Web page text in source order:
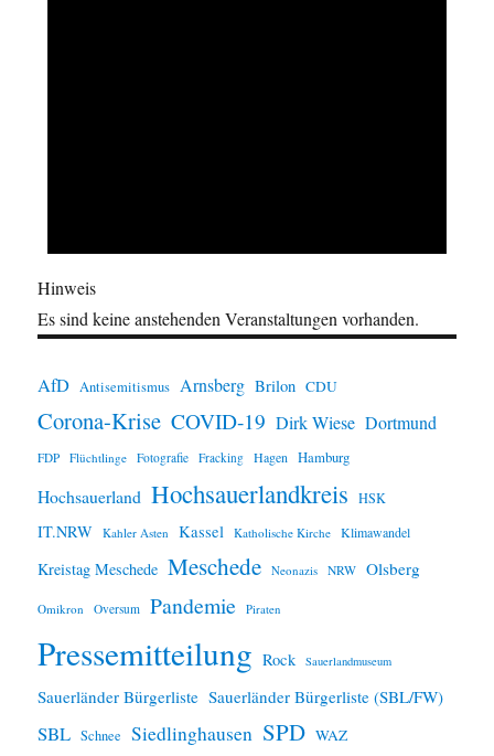
Hinweis
Es sind keine anstehenden Veranstaltungen vorhanden.
AfD Antisemitismus Arnsberg Brilon CDU
Corona-Krise COVID-19 Dirk Wiese Dortmund
FDP Flüchtlinge Fotografie Fracking Hagen Hamburg
Hochsauerland Hochsauerlandkreis HSK
IT.NRW Kahler Asten Kassel Katholische Kirche Klimawandel
Kreistag Meschede Meschede Neonazis NRW Olsberg
Omikron Oversum Pandemie Piraten
Pressemitteilung Rock Sauerlandmuseum
Sauerländer Bürgerliste Sauerländer Bürgerliste (SBL/FW)
SBL Schnee Siedlinghausen SPD WAZ